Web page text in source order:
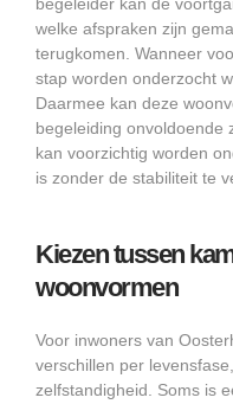
begeleider kan de
welke afspraken zijn
terugkomen. Wanneer
stap worden onderzocht
Daarmee kan deze
begeleiding onvoldoende
kan voorzichtig worden
is zonder de stabiliteit te
Kiezen tussen
woonvormen
Voor inwoners van
verschillen per
zelfstandigheid. Soms is